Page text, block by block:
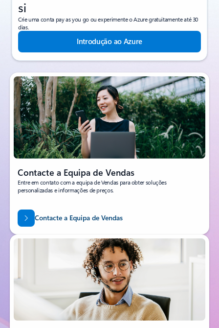
si
Crie uma conta pay as you go ou experimente o Azure gratuitamente até 30
dias.
Introdução ao Azure
Contacte a Equipa de Vendas
Entre em contato com a equipa de Vendas para obter soluções
personalizadas e informações de preços.
Contacte a Equipa de Vendas